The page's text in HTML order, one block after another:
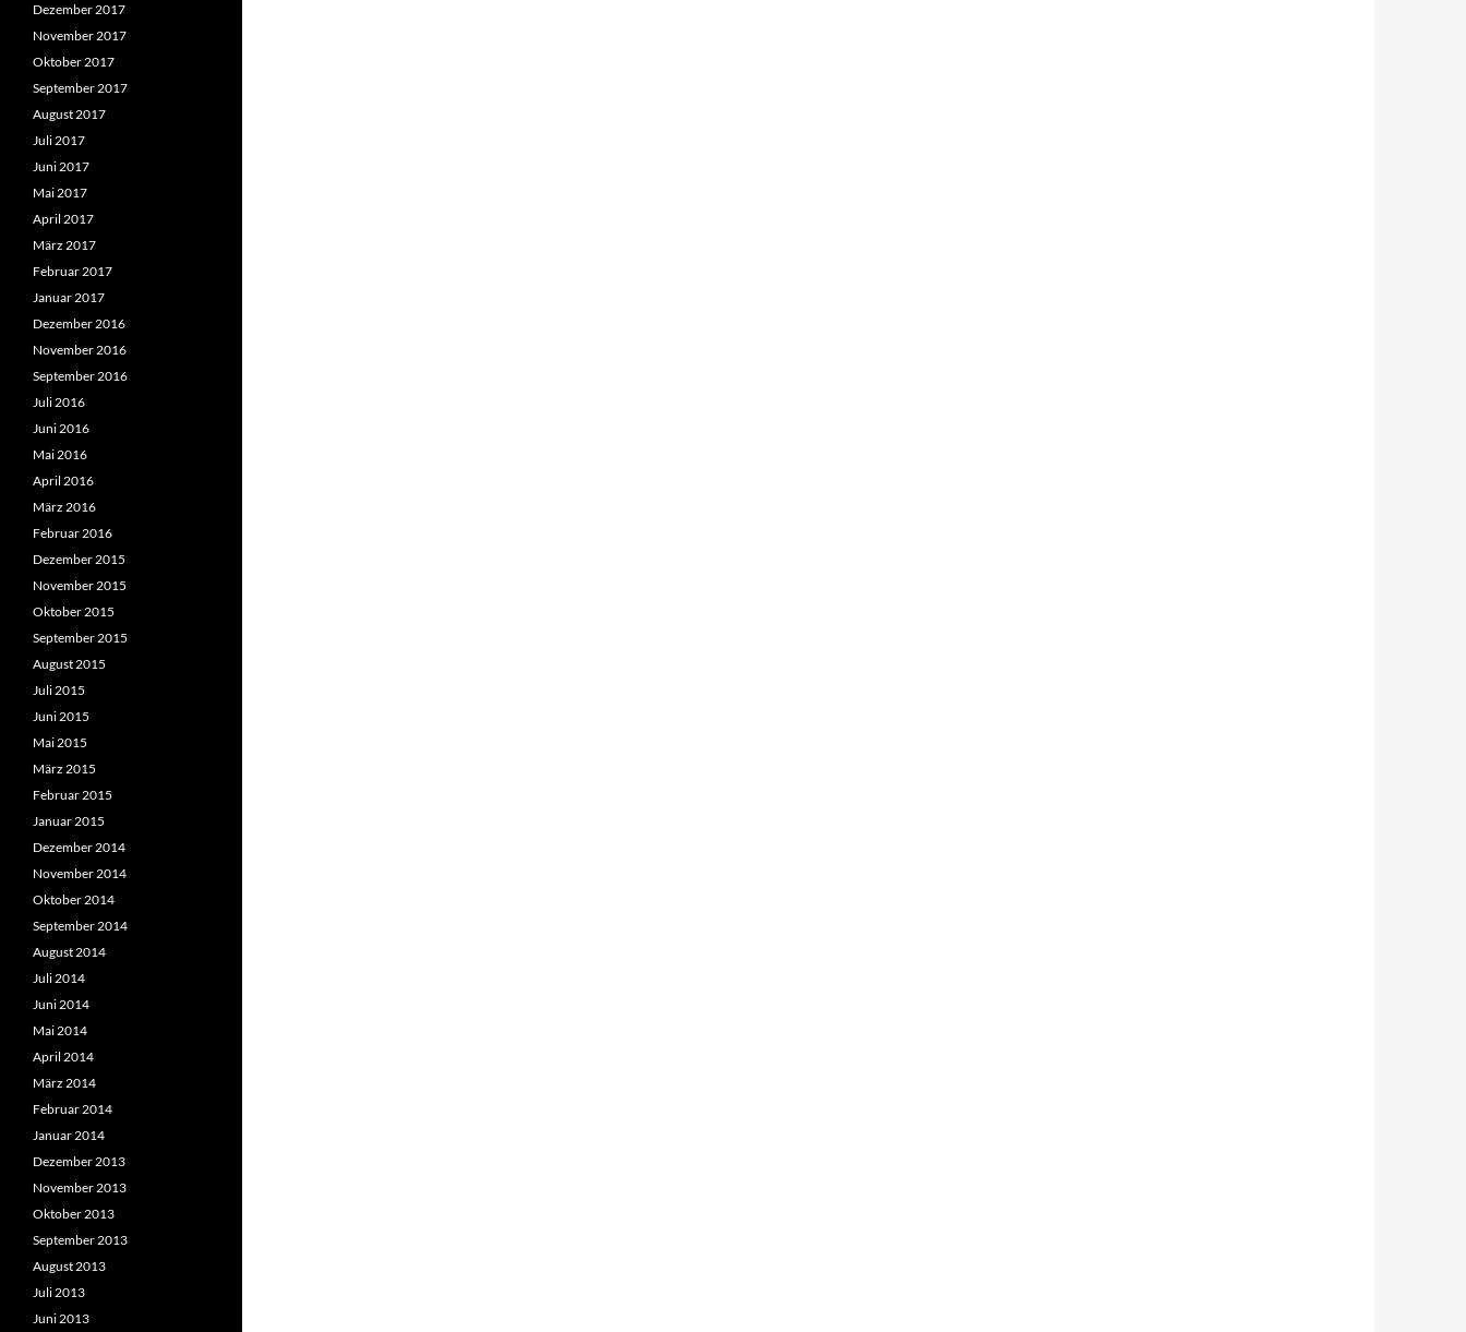
Dezember 2017
November 2017
Oktober 2017
September 2017
August 2017
Juli 2017
Juni 2017
Mai 2017
April 2017
März 2017
Februar 2017
Januar 2017
Dezember 2016
November 2016
September 2016
Juli 2016
Juni 2016
Mai 2016
April 2016
März 2016
Februar 2016
Dezember 2015
November 2015
Oktober 2015
September 2015
August 2015
Juli 2015
Juni 2015
Mai 2015
März 2015
Februar 2015
Januar 2015
Dezember 2014
November 2014
Oktober 2014
September 2014
August 2014
Juli 2014
Juni 2014
Mai 2014
April 2014
März 2014
Februar 2014
Januar 2014
Dezember 2013
November 2013
Oktober 2013
September 2013
August 2013
Juli 2013
Juni 2013